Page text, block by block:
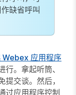
缺省呼叫
Webex 应用程序
行。拿起听筒、
交谈。然后，
过应用程序控制